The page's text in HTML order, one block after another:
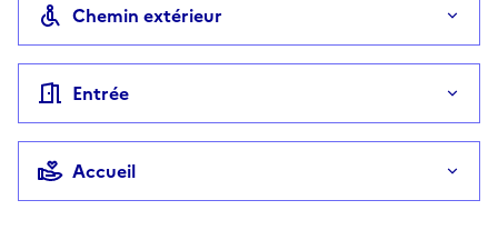
Chemin extérieur
Entrée
Accueil